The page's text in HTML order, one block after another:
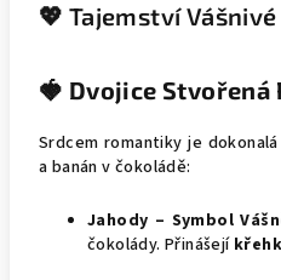
💖 Tajemství
🍓 Dvojice Stvořená
Srdcem romantiky je
a banán v čokoládě:
Jahody – Symbol
čokolády. Přinášejí